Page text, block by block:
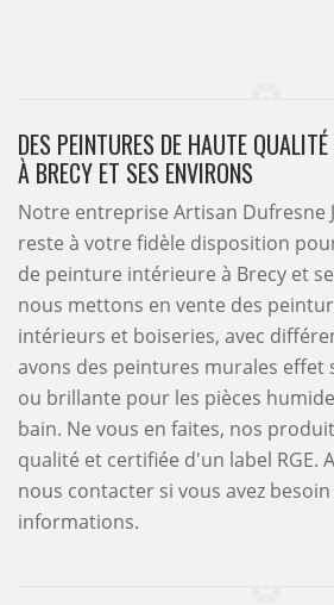
DES PEINTURES DE HAUTE
À BRECY ET SES ENVIRONS
Notre entreprise Artisan Dufresne
reste à votre fidèle disposition
de peinture intérieure à Brecy et
nous mettons en vente des
intérieurs et boiseries, avec
avons des peintures murales effet
ou brillante pour les pièces
bain. Ne vous en faites, nos
qualité et certifiée d'un label RGE.
nous contacter si vous avez
informations.